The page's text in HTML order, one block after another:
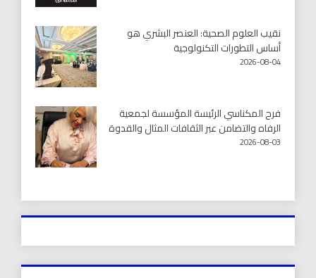
نقيب العلوم الصحية: العنصر البشري هو
أساس التطورات التكنولوجية
2026-08-04
فرح المكناسي الرئيسة المؤسسة لجمعية
الرفاه والتضامن عبر الثقافات المثال والقدوة
2026-08-03